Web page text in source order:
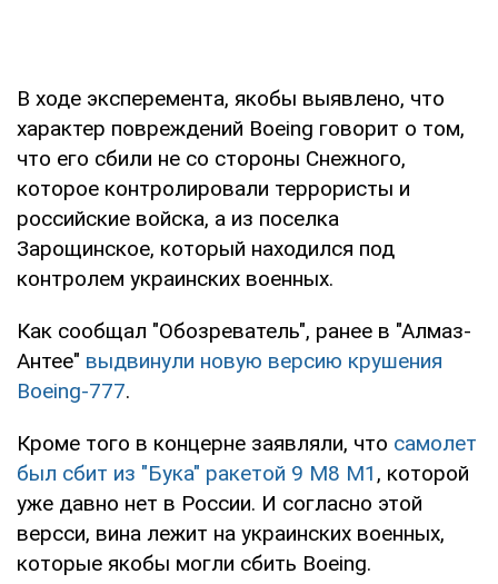
В ходе эксперемента, якобы выявлено, что
характер повреждений Boeing говорит о том,
что его сбили не со стороны Снежного,
которое контролировали террористы и
российские войска, а из поселка
Зарощинское, который находился под
контролем украинских военных.
Как сообщал "Обозреватель", ранее в "Алмаз-
Антее" выдвинули новую версию крушения
Boeing-777.
Кроме того в концерне заявляли, что самолет
был сбит из "Бука" ракетой 9 М8 М1 , которой
уже давно нет в России. И согласно этой
версси, вина лежит на украинских военных,
которые якобы могли сбить Boeing.